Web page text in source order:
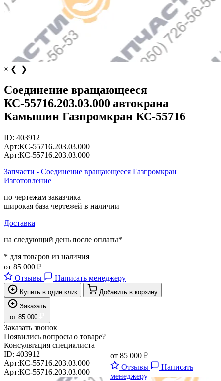
× ❮ ❯
Соединение вращающееся
КС-55716.203.03.000 автокрана
Камышин Газпромкран КС-55716
ID: 403912
Арт:КС-55716.203.03.000
Арт:КС-55716.203.03.000
Запчасти - Соединение вращающееся Газпромкран
Изготовление
по чертежам заказчика
широкая база чертежей в наличии
Доставка
на следующий день после оплаты*
* для товаров из наличия
от 85 000 ₽
Отзывы
Написать менеджеру
Купить в один клик
Добавить в корзину
Заказать
от 85 000
Заказать звонок
Появились вопросы о товаре?
Консультация специалиста
ID: 403912
Арт:КС-55716.203.03.000
Арт:КС-55716.203.03.000
от 85 000 ₽
Отзывы
Написать
менеджеру